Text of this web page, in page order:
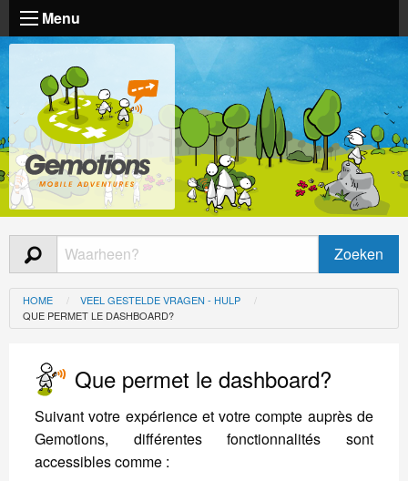
Menu
HOME
VEEL GESTELDE VRAGEN - HULP
QUE PERMET LE DASHBOARD?
Que permet le dashboard?
Suivant votre expérience et votre compte auprès de
Gemotions, différentes fonctionnalités sont
accessibles comme :